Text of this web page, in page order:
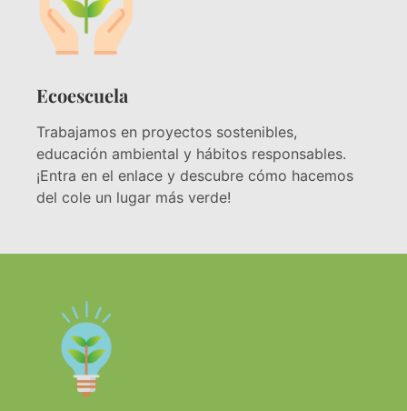
Ecoescuela
Trabajamos en proyectos sostenibles,
educación ambiental y hábitos responsables.
¡Entra en el enlace y descubre cómo hacemos
del cole un lugar más verde!